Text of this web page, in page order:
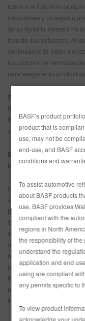
forma a la industria de
importantes y un espíritu
de su filosofía siempre ha
foco de sus esfuerzos. Al
continuamente están
los pintores de vehículos
para asegurar su
R-M invita a sus clientes a
historia de la compañía. El
Esto porque, gracias a sus
contribución significativa
Eventos en el año de
innovador.”
El año del centenario
vídeo acerca de la historia
BASF en la Feria
Clermont-de-l’Oise
europea hace 50 años,
desarrollado los productos
históricas relacionadas
la sala de presentaciones
Repintado R-M. Además
pintado y la promoción del
M.
BASF’s product
product that is
use, may not be
end-use, and BASF
conditions and
To assist automotive
about BASF products
use, BASF provides
compliant with the
regions in North
the responsibility of
understand the
application and end
using are compliant
any permits specific to
To view product
acknowledge your